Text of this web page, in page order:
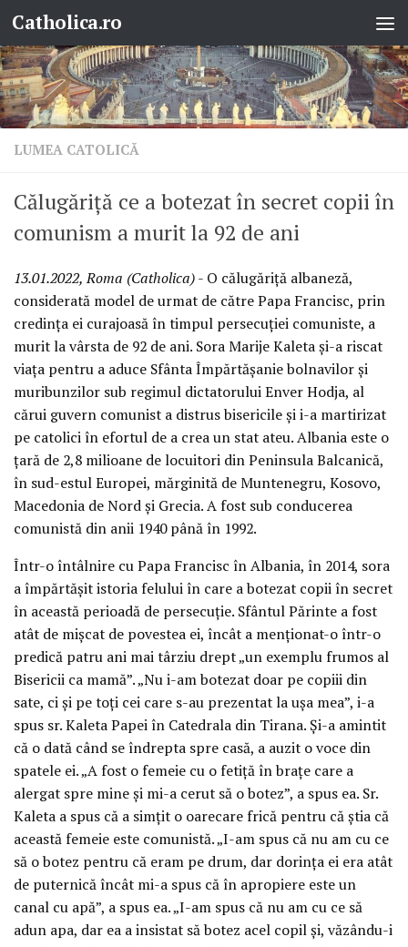
Skip to content
Catholica.ro
LUMEA CATOLICĂ
Călugăriță ce a botezat în secret copii în
comunism a murit la 92 de ani
13.01.2022, Roma (Catholica)- O călugăriță albaneză,
considerată model de urmat de către Papa Francisc, prin
credința ei curajoasă în timpul persecuției comuniste, a
murit la vârsta de 92 de ani. Sora Marije Kaleta și-a riscat
viața pentru a aduce Sfânta Împărtășanie bolnavilor și
muribunzilor sub regimul dictatorului Enver Hodja, al
cărui guvern comunist a distrus bisericile și i-a martirizat
pe catolici în efortul de a crea un stat ateu. Albania este o
țară de 2,8 milioane de locuitori din Peninsula Balcanică,
în sud-estul Europei, mărginită de Muntenegru, Kosovo,
Macedonia de Nord și Grecia. A fost sub conducerea
comunistă din anii 1940 până în 1992.
Într-o întâlnire cu Papa Francisc în Albania, în 2014, sora
a împărtășit istoria felului în care a botezat copii în secret
în această perioadă de persecuție. Sfântul Părinte a fost
atât de mișcat de povestea ei, încât a menționat-o într-o
predică patru ani mai târziu drept „un exemplu frumos al
Bisericii ca mamă”. „Nu i-am botezat doar pe copiii din
sate, ci și pe toți cei care s-au prezentat la ușa mea”, i-a
spus sr. Kaleta Papei în Catedrala din Tirana. Și-a amintit
că o dată când se îndrepta spre casă, a auzit o voce din
spatele ei. „A fost o femeie cu o fetiță în brațe care a
alergat spre mine și mi-a cerut să o botez”, a spus ea. Sr.
Kaleta a spus că a simțit o oarecare frică pentru că știa că
această femeie este comunistă. „I-am spus că nu am cu ce
să o botez pentru că eram pe drum, dar dorința ei era atât
de puternică încât mi-a spus că în apropiere este un
canal cu apă”, a spus ea. „I-am spus că nu am cu ce să
adun apa, dar ea a insistat să botez acel copil și, văzându-i